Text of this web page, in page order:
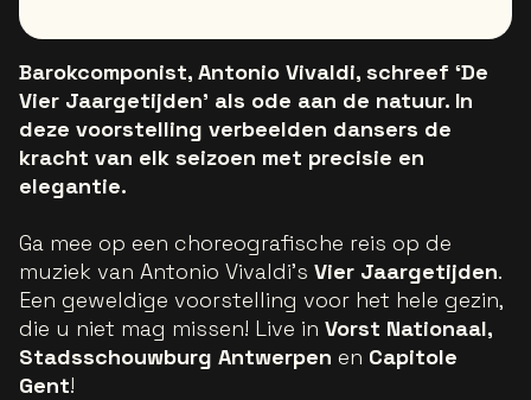
Barokcomponist, Antonio Vivaldi, schreef ‘De
Vier Jaargetijden’ als ode aan de natuur. In
deze voorstelling verbeelden dansers de
kracht van elk seizoen met precisie en
elegantie.
Ga mee op een choreografische reis op de
muziek van Antonio Vivaldi's Vier Jaargetijden.
Een geweldige voorstelling voor het hele gezin,
die u niet mag missen! Live in Vorst Nationaal,
Stadsschouwburg Antwerpen en Capitole
Gent!